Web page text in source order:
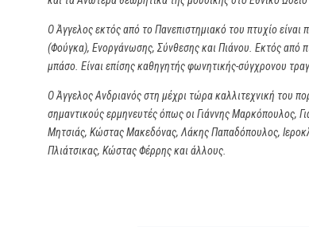
Ο Άγγελος εκτός από το Πανεπιστημιακό του πτυχίο
(Φούγκα), Ενοργάνωσης, Σύνθεσης και Πιάνου. Εκτός από
μπάσο. Είναι επίσης καθηγητής φωνητικής-σύγχρονου
Ο Άγγελος Ανδριανός στη μέχρι τώρα καλλιτεχνική του
σημαντικούς ερμηνευτές όπως οι Γιάννης Μαρκόπουλος,
Μητσιάς, Κώστας Μακεδόνας, Λάκης Παπαδόπουλος,
Πλιάτσικας, Κώστας Φέρρης και άλλους.